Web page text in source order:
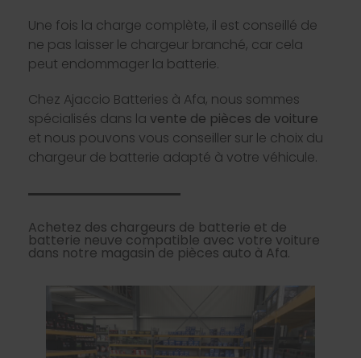
Une fois la charge complète, il est conseillé de
ne pas laisser le chargeur branché, car cela
peut endommager la batterie.
Chez Ajaccio Batteries à Afa, nous sommes
spécialisés dans la vente de pièces de voiture
et nous pouvons vous conseiller sur le choix du
chargeur de batterie adapté à votre véhicule.
Achetez des chargeurs de batterie et de
batterie neuve compatible avec votre voiture
dans notre magasin de pièces auto à Afa.